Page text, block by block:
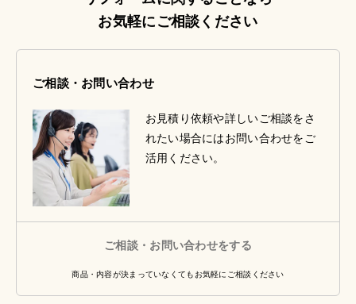
お気軽にご相談ください
ご相談・お問い合わせ
お見積り依頼や詳しいご相談をさ
れたい場合にはお問い合わせをご
活用ください。
ご相談・お問い合わせをする
商品・内容が決まっていなくてもお気軽にご相談ください